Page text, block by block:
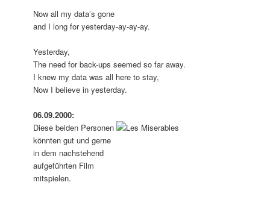
Now all my data’s gone
and I long for yesterday-ay-ay-ay.
Yesterday,
The need for back-ups seemed so far away.
I knew my data was all here to stay,
Now I believe in yesterday.
06.09.2000:
Diese beiden Personen
könnten gut und gerne
in dem nachstehend
aufgeführten Film
mitspielen.